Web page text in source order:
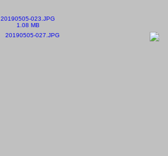
20190505-023.JPG
1.08 MB